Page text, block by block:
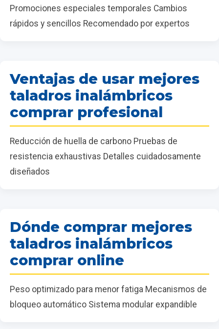
Promociones especiales temporales Cambios
rápidos y sencillos Recomendado por expertos
Ventajas de usar mejores
taladros inalámbricos
comprar profesional
Reducción de huella de carbono Pruebas de
resistencia exhaustivas Detalles cuidadosamente
diseñados
Dónde comprar mejores
taladros inalámbricos
comprar online
Peso optimizado para menor fatiga Mecanismos de
bloqueo automático Sistema modular expandible